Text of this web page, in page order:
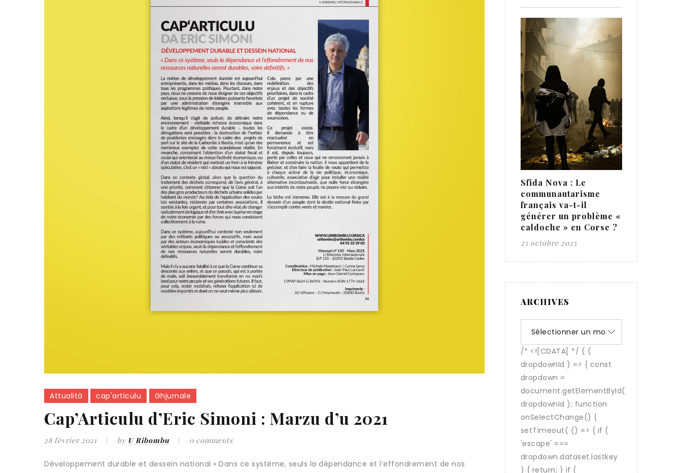
Attualità cap'articulu Ghjurnale
Cap’Articulu d’Eric Simoni : Marzu d’u 2021
28 février 2021 by U Ribombu 0 comments
Développement durable et dessein national « Dans ce système, seuls la dépendance et l’effondrement de nos
Sfida Nova : Le
communautarisme
français va-t-il
générer un problème «
caldoche » en Corse ?
25 octobre 2025
ARCHIVES